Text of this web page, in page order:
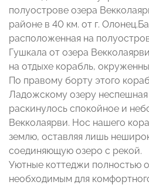
полуострове озера
районе в 40 км. от г.
расположенная на
Гушкала от озера
на отдыхе корабль,
По правому борту этого
Ладожскому озеру неспешная
раскинулось спокойное и
Векколаярви. Нос нашего
землю, оставляя лишь
соединяющую озеро с рекой.
Уютные коттеджи полностью
необходимым для